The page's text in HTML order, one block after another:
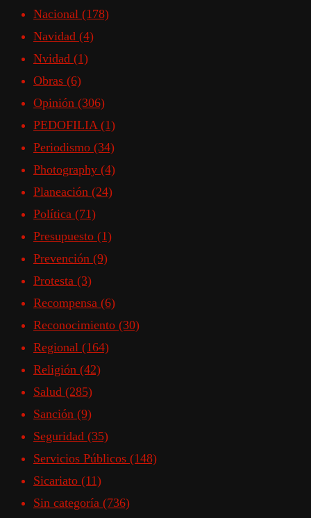
Nacional (178)
Navidad (4)
Nvidad (1)
Obras (6)
Opinión (306)
PEDOFILIA (1)
Periodismo (34)
Photography (4)
Planeación (24)
Política (71)
Presupuesto (1)
Prevención (9)
Protesta (3)
Recompensa (6)
Reconocimiento (30)
Regional (164)
Religión (42)
Salud (285)
Sanción (9)
Seguridad (35)
Servicios Públicos (148)
Sicariato (11)
Sin categoría (736)